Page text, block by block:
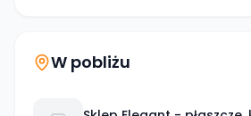
W pobliżu